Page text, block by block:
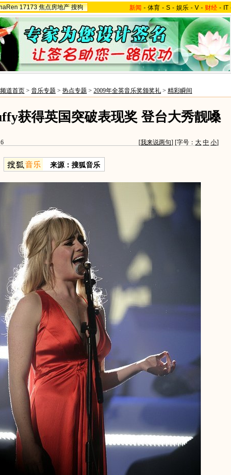
17173 焦点房地产 搜狗 新闻 - 体育 - S - 娱乐 - V - 财经 - IT
道首页 > 音乐专题 > 热点专题 > 2009年全英音乐奖颁奖礼 > 精彩瞬间
获得英国突破表现奖 登台大秀靓嗓
[我来说两句] [字号： 大 中 小]
来源：搜狐音乐